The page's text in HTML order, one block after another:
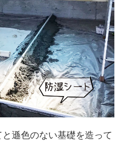
遜色のない基礎を造って